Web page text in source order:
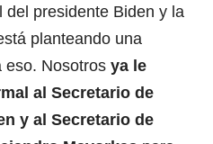
del presidente Biden y la
planteando una
eso. Nosotros ya le
al Secretario de
y al Secretario de